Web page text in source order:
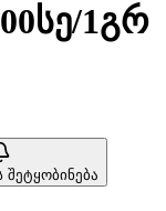
1გრ